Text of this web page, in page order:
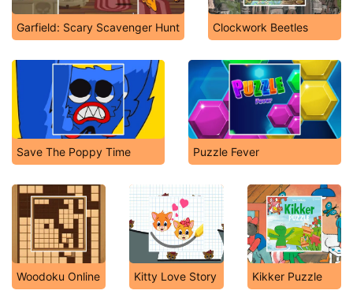
Garfield: Scary Scavenger Hunt Clockwork Beetles
Save The Poppy Time Puzzle Fever
Woodoku Online Kitty Love Story Kikker Puzzle